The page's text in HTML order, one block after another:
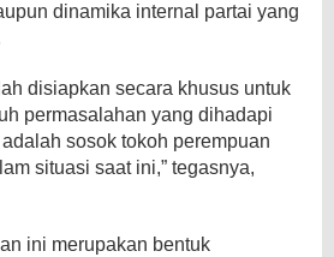
dinamika internal partai yang
disiapkan secara khusus untuk
permasalahan yang dihadapi
sosok tokoh perempuan
situasi saat ini,” tegasnya,
ini merupakan bentuk